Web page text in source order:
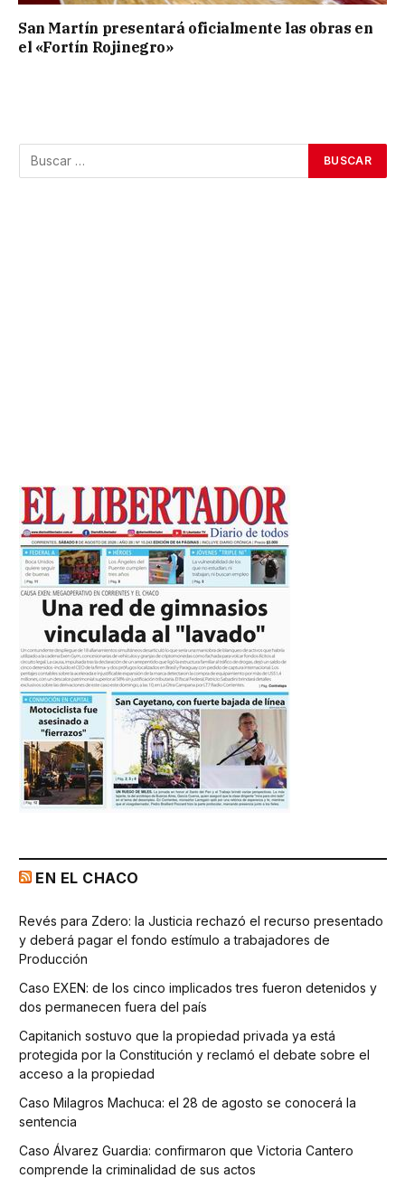
San Martín presentará oficialmente las obras en
el «Fortín Rojinegro»
EN EL CHACO
Revés para Zdero: la Justicia rechazó el recurso presentado
y deberá pagar el fondo estímulo a trabajadores de
Producción
Caso EXEN: de los cinco implicados tres fueron detenidos y
dos permanecen fuera del país
Capitanich sostuvo que la propiedad privada ya está
protegida por la Constitución y reclamó el debate sobre el
acceso a la propiedad
Caso Milagros Machuca: el 28 de agosto se conocerá la
sentencia
Caso Álvarez Guardia: confirmaron que Victoria Cantero
comprende la criminalidad de sus actos